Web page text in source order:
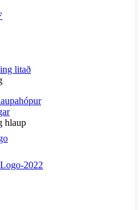
hlaup